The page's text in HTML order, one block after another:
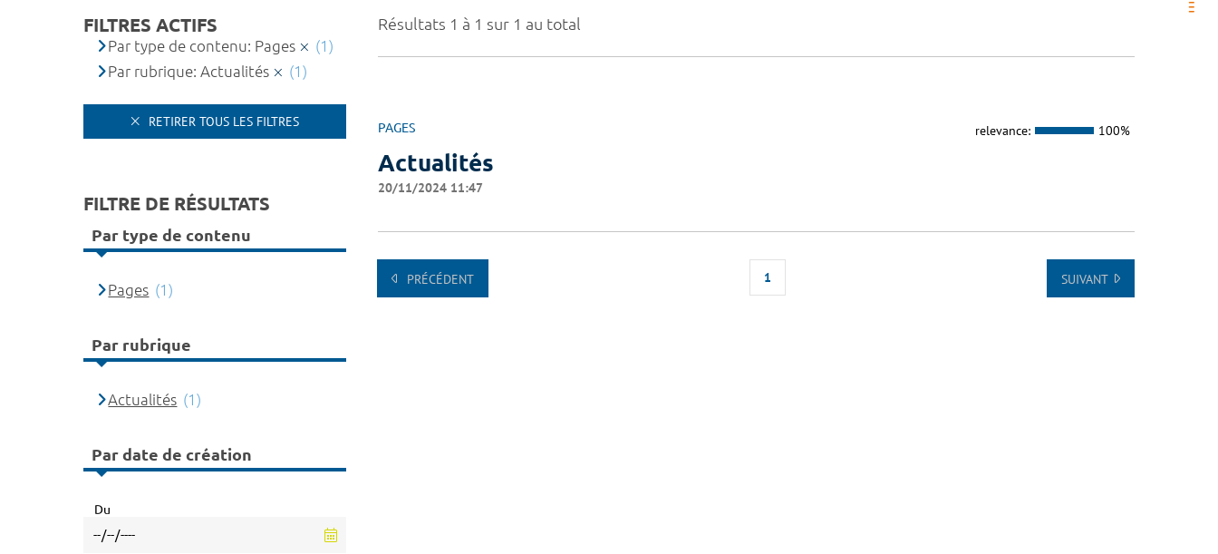
Résultats 1 à 1 sur 1 au total
PAGES relevance: 100%
Actualités
20/11/2024 11:47
PRÉCÉDENT 1 SUIVANT
FILTRES ACTIFS
Par type de contenu: Pages
(1)
Par rubrique: Actualités
(1)
RETIRER TOUS LES FILTRES
FILTRE DE RÉSULTATS
Par type de contenu
Pages (1)
Par rubrique
Actualités (1)
Par date de création
Du